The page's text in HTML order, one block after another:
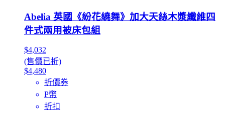
Abelia 英國《紛花繞舞》加大天絲木漿纖維四
件式兩用被床包組
$4,032
(售價已折)
$4,480
折價券
P幣
折扣